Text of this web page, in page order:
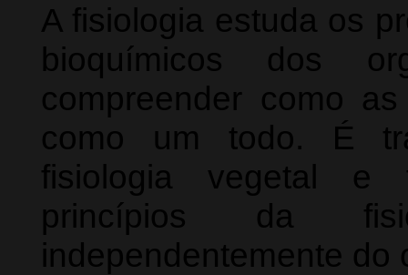
A fisiologia estuda os
bioquímicos dos
compreender como
como um todo. É
fisiologia vegetal e
princípios da
independentemente do